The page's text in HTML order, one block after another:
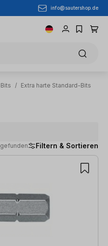
info@sautershop.de
/ Extra harte Standard-Bits
Filtern & Sortieren